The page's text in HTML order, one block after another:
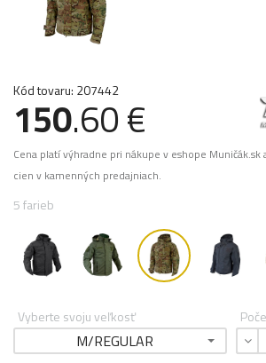
Kód tovaru: 207442
150.60 €
Cena platí výhradne pri nákupe v eshope
cien v kamenných predajniach.
5 farieb
Vyberte svoju veľkosť
M/REGULAR